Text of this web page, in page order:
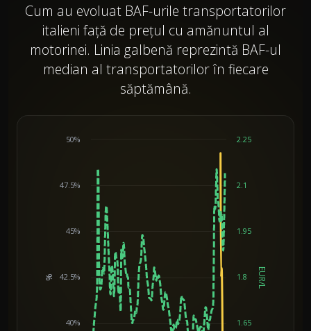
Cum au evoluat BAF-urile transportatorilor
italieni față de prețul cu amănuntul al
motorinei. Linia galbenă reprezintă BAF-ul
median al transportatorilor în fiecare
săptămână.
% EUR/L
40%
42.5%
45%
47.5%
50%
1.65
1.8
1.95
2.1
2.25